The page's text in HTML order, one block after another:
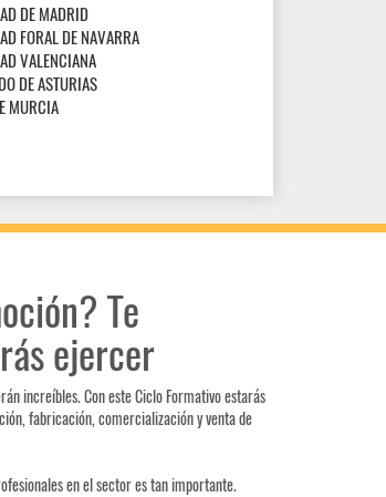
DE MADRID
FORAL DE NAVARRA
VALENCIANA
DE ASTURIAS
MURCIA
Te
ejercer
increíbles. Con este Ciclo Formativo estarás
fabricación, comercialización y venta de
en el sector es tan importante.